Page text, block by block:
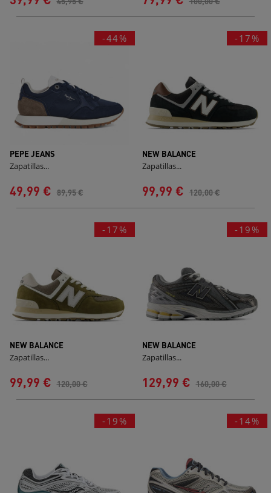
-44%
PEPE JEANS
Zapatillas...
49,99 € 89,95 €
-17%
NEW BALANCE
Zapatillas...
99,99 € 120,00 €
-17%
NEW BALANCE
Zapatillas...
99,99 € 120,00 €
-19%
NEW BALANCE
Zapatillas...
129,99 € 160,00 €
-19% -14%